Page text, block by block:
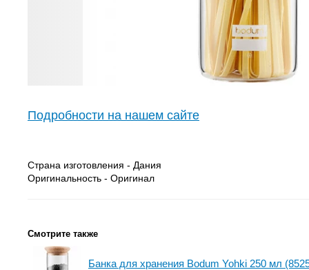
Подробности на нашем сайте
Страна изготовления - Дания
Оригинальность - Оригинал
Смотрите также
Банка для хранения Bodum Yohki 250 мл